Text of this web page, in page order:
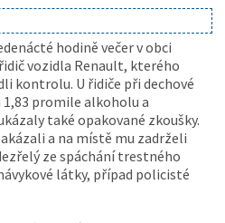
hodině večer v obci
vozidla Renault, kterého
kontrolu. U řidiče při dechové
promile alkoholu a
také opakované zkoušky.
a na místě mu zadrželi
ze spáchání trestného
látky, případ policisté